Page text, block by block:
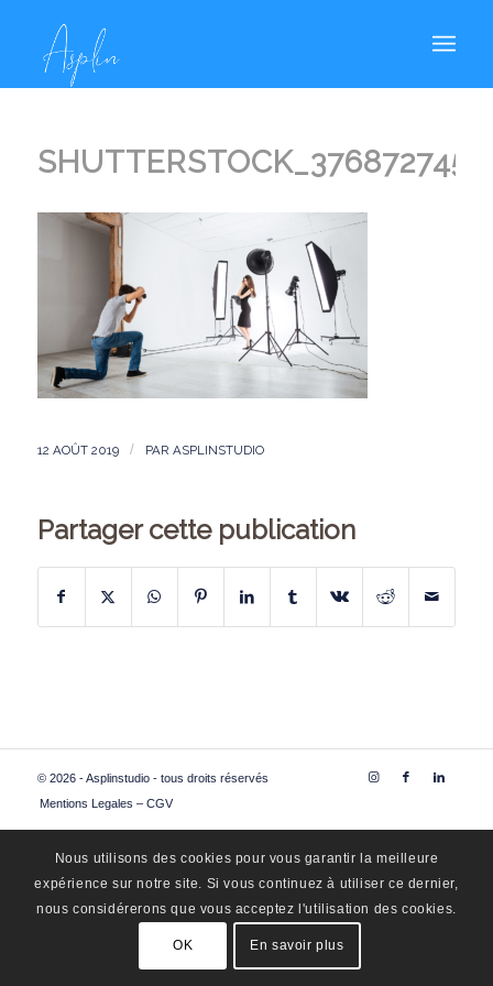
SHUTTERSTOCK_376872745
12 AOÛT 2019 / PAR ASPLINSTUDIO
Partager cette publication
© 2026 - Asplinstudio - tous droits réservés
Mentions Legales – CGV
Nous utilisons des cookies pour vous garantir la meilleure
expérience sur notre site. Si vous continuez à utiliser ce dernier,
nous considérerons que vous acceptez l'utilisation des cookies.
OK En savoir plus